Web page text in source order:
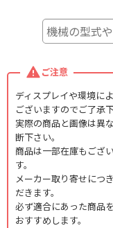
ご注意
ディスプレイや環境に
ございますのでご了承下
実際の商品と画像は異
断下さい。
商品は一部在庫もござ
す。
メーカー取り寄せにつ
だきます。
必ず適合にあった商品
おすすめします。